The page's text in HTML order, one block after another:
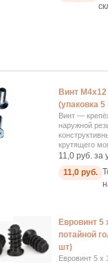
Винт М4x12
(упаковка 5
Винт —
наружной
крутящего
11,0 руб. за
11,0 руб.
Евровинт 5
потайной
шт)
Евровинт 5 х